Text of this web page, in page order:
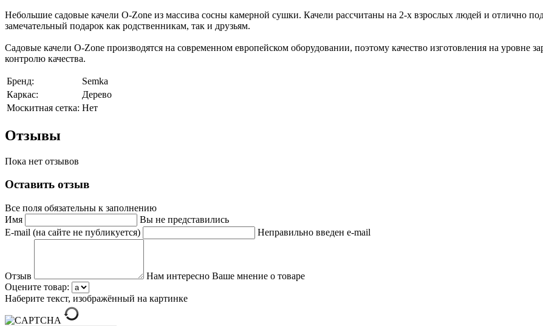
Небольшие садовые качели O-Zone из массива сосны камерной сушки. Качели рассчитаны на 2-х взрослых людей и отлично
замечательный подарок как родственникам, так и друзьям.
Садовые качели O-Zone производятся на современном европейском оборудовании, поэтому качество изготовления на уровне
контролю качества.
Бренд:
Semka
Каркас:
Дерево
Москитная сетка: Нет
Отзывы
Пока нет отзывов
Оставить отзыв
Все поля обязательны к заполнению
Имя
Вы не представились
E-mail (на сайте не публикуется)
Неправильно введен e-mail
Отзыв
Нам интересно Ваше мнение о товаре
Оцените товар:
Наберите текст, изображённый на картинке